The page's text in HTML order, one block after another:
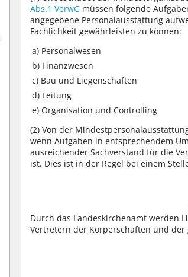
Abs.1 VerwG müssen folgende
angegebene Personalausstattung
Fachlichkeit gewährleisten zu können:
a) Personalwesen
b) Finanzwesen
c) Bau und Liegenschaften
d) Leitung
e) Organisation und Controlling
(2) Von der
wenn Aufgaben in entsprechendem
ausreichender Sachverstand für die
ist. Dies ist in der Regel bei einem
Durch das Landeskirchenamt werden
Vertretern der Körperschaften und